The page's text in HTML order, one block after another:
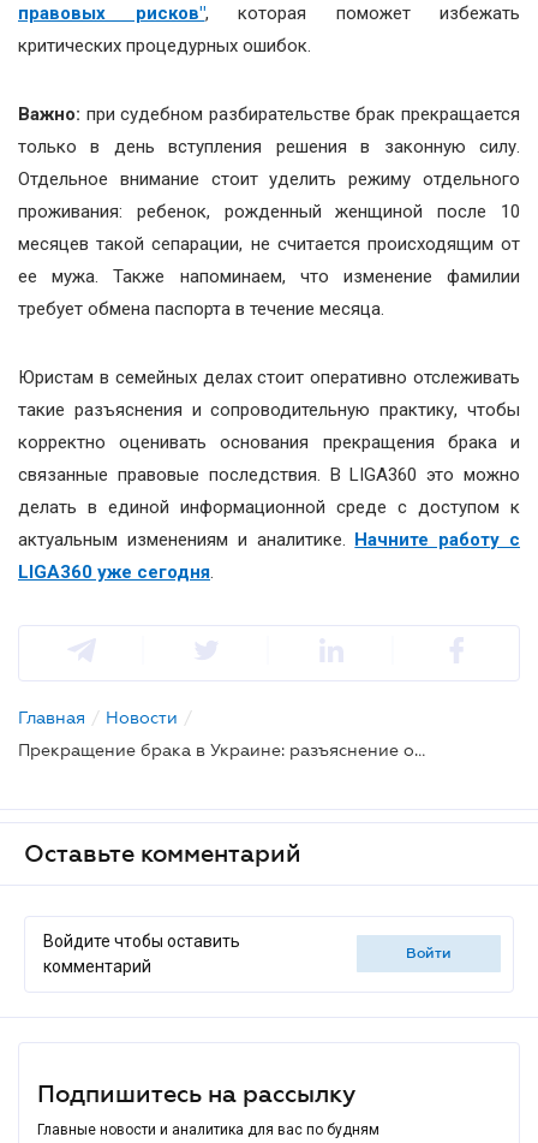
правовых рисков", которая поможет избежать
критических процедурных ошибок.
Важно: при судебном разбирательстве брак прекращается
только в день вступления решения в законную силу.
Отдельное внимание стоит уделить режиму отдельного
проживания: ребенок, рожденный женщиной после 10
месяцев такой сепарации, не считается происходящим от
ее мужа. Также напоминаем, что изменение фамилии
требует обмена паспорта в течение месяца.
Юристам в семейных делах стоит оперативно отслеживать
такие разъяснения и сопроводительную практику, чтобы
корректно оценивать основания прекращения брака и
связанные правовые последствия. В LIGA360 это можно
делать в единой информационной среде с доступом к
актуальным изменениям и аналитике. Начните работу с
LIGA360 уже сегодня.
Главная / Новости /
Прекращение брака в Украине: разъяснение об основаниях и порядке
Оставьте комментарий
Войдите чтобы оставить
комментарий
войти
Подпишитесь на рассылку
Главные новости и аналитика для вас по будням